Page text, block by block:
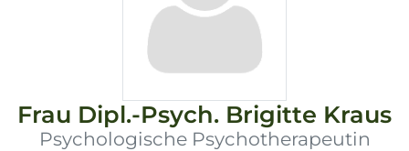
Frau Dipl.-Psych. Brigitte Kraus
Psychologische Psychotherapeutin